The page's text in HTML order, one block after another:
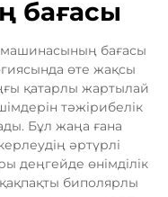
бағасы
бағасы
өте жақсы
қатарлы жартылай
тәжірибелік
Бұл жаңа ғана
әртүрлі
деңгейде өнімділік
биполярлы